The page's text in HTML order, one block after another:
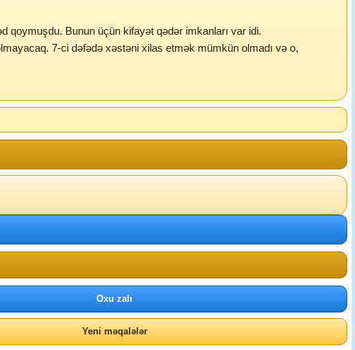
qoymuşdu. Bunun üçün kifayət qədər imkanları var idi.
7-ci dəfədə xəstəni xilas etmək mümkün olmadı və o,
Oxu zalı
Yeni məqalələr